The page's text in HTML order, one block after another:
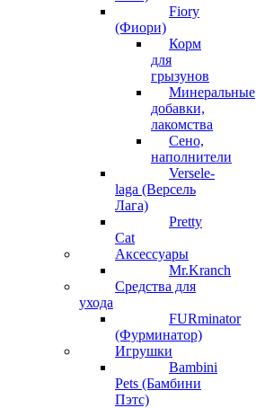
Fiory
(Фиори)
Корм
для
грызунов
Минеральные
добавки,
лакомства
Сено,
наполнители
Versele-
laga (Версель
Лага)
Pretty
Cat
Аксессуары
Mr.Kranch
Средства для
ухода
FURminator
(Фурминатор)
Игрушки
Bambini
Pets (Бамбини
Пэтс)